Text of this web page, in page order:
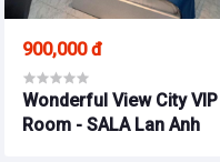
900,000 đ
Wonderful View City VIP
Room - SALA Lan Anh